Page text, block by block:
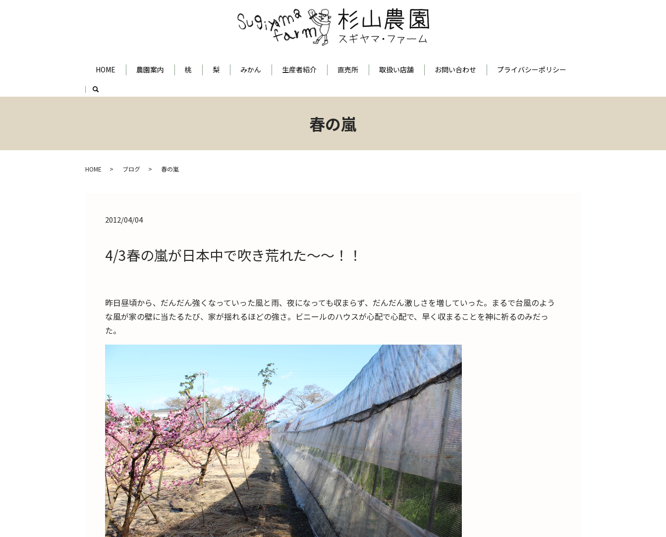
HOME 農園案内 桃 梨 みかん 生産者紹介 直売所 取扱い店舗 お問い合わせ プライバシーポリシー
search
春の嵐
HOME ブログ 春の嵐
2012/04/04
4/3春の嵐が日本中で吹き荒れた～～！！
昨日昼頃から、だんだん強くなっていった風と雨、夜になっても収まらず、だんだん激しさを増していった。まるで台風のよう
な風が家の壁に当たるたび、家が揺れるほどの強さ。ビニールのハウスが心配で心配で、早く収まることを神に祈るのみだっ
た。